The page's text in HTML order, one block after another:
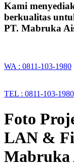
Kami
berkualitas
PT. Mabruka
WA : 0811-103-1980
TEL : 0811-103-1980
Foto
LAN &
Mabruka